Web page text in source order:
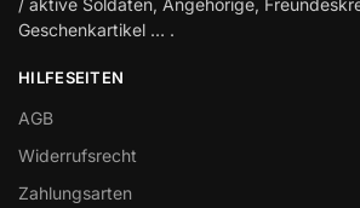
/ aktive Soldaten, Angehörige,
Geschenkartikel … .
HILFESEITEN
AGB
Widerrufsrecht
Zahlungsarten